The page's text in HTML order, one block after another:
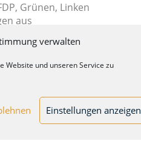
verwalten
Website und unseren Service zu
Einstellungen anzeigen
Grünen, Linken
aus
wir uns auch beim
und
Zeit.
auf
den Mitwirkenden